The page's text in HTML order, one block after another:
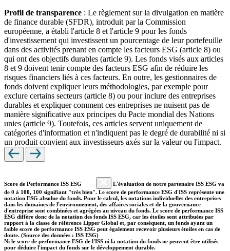
Profil de transparence : Le règlement sur la divulgation en matière
de finance durable (SFDR), introduit par la Commission
européenne, a établi l'article 8 et l'article 9 pour les fonds
d'investissement qui investissent un pourcentage de leur portefeuille
dans des activités prenant en compte les facteurs ESG (article 8) ou
qui ont des objectifs durables (article 9). Les fonds visés aux articles
8 et 9 doivent tenir compte des facteurs ESG afin de réduire les
risques financiers liés à ces facteurs. En outre, les gestionnaires de
fonds doivent expliquer leurs méthodologies, par exemple pour
exclure certains secteurs (article 8) ou pour inclure des entreprises
durables et expliquer comment ces entreprises ne nuisent pas de
manière significative aux principes du Pacte mondial des Nations
unies (article 9). Toutefois, ces articles servent uniquement de
catégories d'information et n'indiquent pas le degré de durabilité ni si
un produit convient aux investisseurs axés sur la valeur ou l'impact.
Score de Performance ISS ESG
L'évaluation de notre partenaire ISS ESG va
de 0 à 100, 100 signifiant "très bien". Le score de performance ESG d'ISS représente une
notation ESG absolue du fonds. Pour le calcul, les notations individuelles des entreprises
dans les domaines de l'environnement, des affaires sociales et de la gouvernance
d'entreprise sont combinées et agrégées au niveau du fonds. Le score de performance ISS
ESG diffère donc de la notation des fonds ISS ESG, car les étoiles sont attribuées par
rapport à la classe de référence Lipper Global et, par conséquent, un fonds ayant un
faible score de performance ISS ESG peut également recevoir plusieurs étoiles en cas de
doute. (Source des données : ISS ESG)
Ni le score de performance ESG de l'ISS ni la notation du fonds ne peuvent être utilisés
pour déduire l'impact du fonds sur le développement durable.